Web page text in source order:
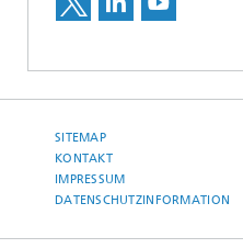
SITEMAP
KONTAKT
IMPRESSUM
DATENSCHUTZINFORMATION